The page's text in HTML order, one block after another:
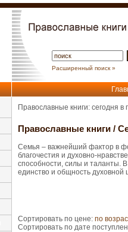
Расширенный поиск »
Православные книги: сегодня
Православные книги /
Семья – важнейший фактор в
благочестия и духовно-
способности, силы и таланты.
единство и общность
Сортировать по цене: по
Сортировать по дате